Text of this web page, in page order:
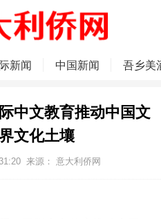
新闻 中国新闻 吾乡美
中文教育推动中国文
文化土壤
来源： 意大利侨网